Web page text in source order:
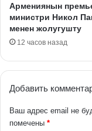
Армениянын
министри Никол
менен жолугушту
12 часов назад
Добавить
Ваш адрес email не
помечены *